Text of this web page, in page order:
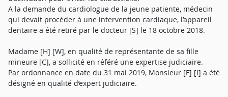
A la demande du cardiologue de la jeune patiente, médecin
qui devait procéder à une intervention cardiaque, l’appareil
dentaire a été retiré par le docteur [S] le 18 octobre 2018.
Madame [H] [W], en qualité de représentante de sa fille
mineure [C], a sollicité en référé une expertise judiciaire.
Par ordonnance en date du 31 mai 2019, Monsieur [F] [I] a été
désigné en qualité d’expert judiciaire.